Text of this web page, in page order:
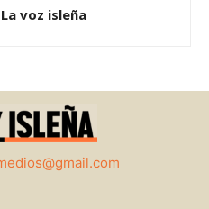
voz isleña